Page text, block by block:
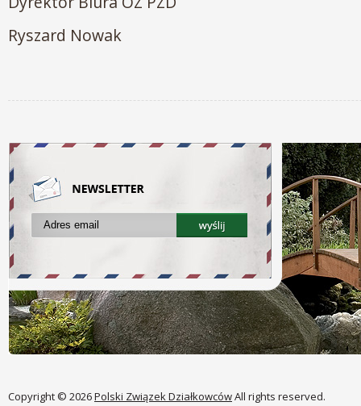
Ryszard Nowak
Copyright © 2026Polski Związek DziałkowcówAll rights reserved.